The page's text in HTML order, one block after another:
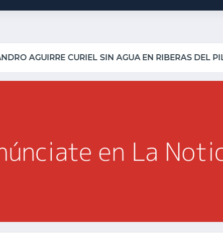
ATOTONILQUILLO INSEGURO Y AL VIRREY NO LE